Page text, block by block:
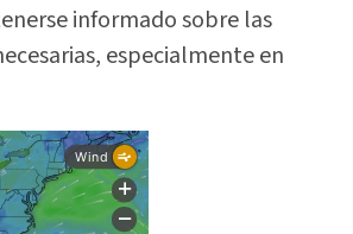
informado sobre las
especialmente en